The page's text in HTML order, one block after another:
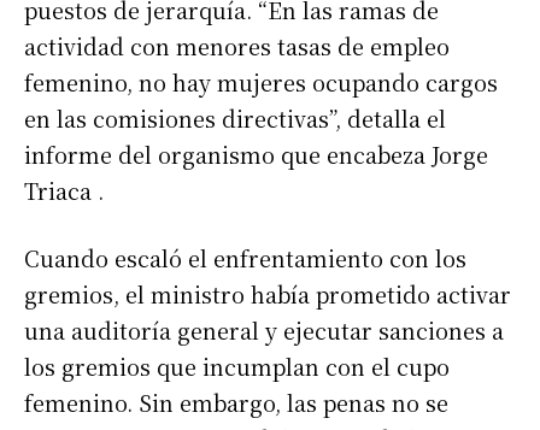
puestos de jerarquía. “En las ramas de
actividad con menores tasas de empleo
femenino, no hay mujeres ocupando cargos
en las comisiones directivas”, detalla el
informe del organismo que encabeza Jorge
Triaca .
Cuando escaló el enfrentamiento con los
gremios, el ministro había prometido activar
una auditoría general y ejecutar sanciones a
los gremios que incumplan con el cupo
femenino. Sin embargo, las penas no se